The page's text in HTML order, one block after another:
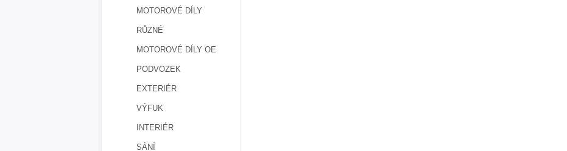
MOTOROVÉ DÍLY
RŮZNÉ
MOTOROVÉ DÍLY OE
PODVOZEK
EXTERIÉR
VÝFUK
INTERIÉR
SÁNÍ